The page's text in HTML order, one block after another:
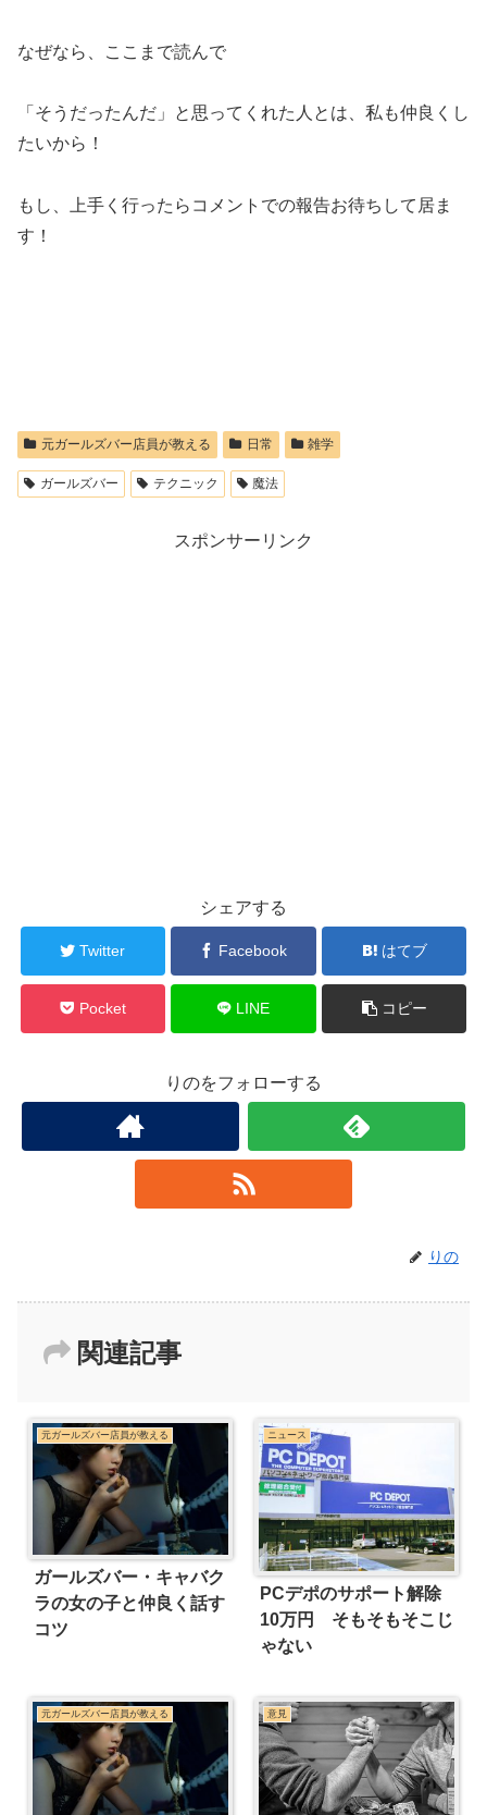
なぜなら、ここまで読んで
「そうだったんだ」と思ってくれた人とは、私も仲良くし
たいから！
もし、上手く行ったらコメントでの報告お待ちして居ま
す！
元ガールズバー店員が教える 日常 雑学
ガールズバー テクニック 魔法
スポンサーリンク
シェアする
Twitter Facebook はてブ
Pocket LINE コピー
りのをフォローする
りの
関連記事
元ガールズバー店員が教える
ガールズバー・キャバク
ラの女の子と仲良く話す
コツ
ニュース
PCデポのサポート解除
10万円 そもそもそこじ
ゃない
元ガールズバー店員が教える 意見